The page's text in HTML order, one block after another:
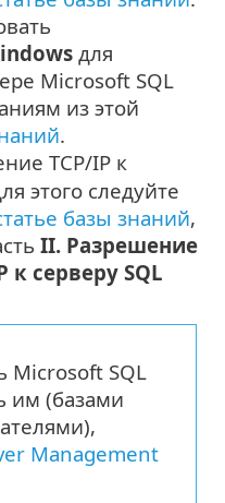
для
Microsoft SQL
из этой
.
TCP/IP к
этого следуйте
базы знаний,
II. Разрешение
серверу SQL
Microsoft SQL
им (базами
Management